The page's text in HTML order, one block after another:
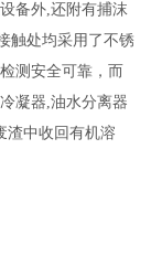
备外,还附有捕沫
触处均采用了不锈
测安全可靠，而
凝器,油水分离器
渣中收回有机溶